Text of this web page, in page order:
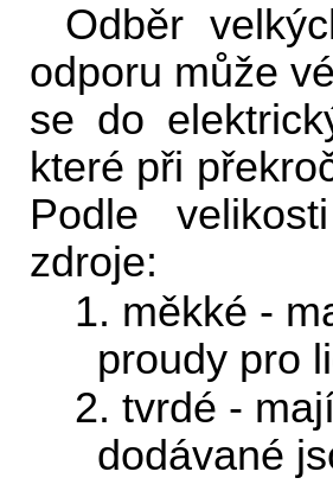
Odběr
odporu může
se do
které při
Podle
zdroje:
1. měkké -
proudy pro
2. tvrdé -
dodávané